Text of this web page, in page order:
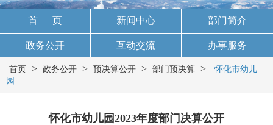
首 页 新闻中心 部门简介
政务公开 互动交流 办事服务
首页 > 政务公开 > 预决算公开 > 部门预决算 >
怀化市幼儿
园
怀化市幼儿园2023年度部门决算公开